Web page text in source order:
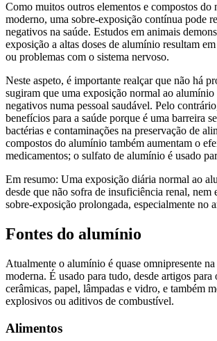
Como muitos outros elementos e compostos do
moderno, uma sobre-exposição contínua pode
negativos na saúde. Estudos em animais
exposição a altas doses de alumínio resultam
ou problemas com o sistema nervoso.
Neste aspeto, é importante realçar que não há
sugiram que uma exposição normal ao alumínio
negativos numa pessoal saudável. Pelo
benefícios para a saúde porque é uma barreira
bactérias e contaminações na preservação de
compostos do alumínio também aumentam o
medicamentos; o sulfato de alumínio é usado
Em resumo: Uma exposição diária normal ao
desde que não sofra de insuficiência renal, nem
sobre-exposição prolongada, especialmente no
Fontes do alumínio
Atualmente o alumínio é quase omnipresente na
moderna. É usado para tudo, desde artigos para
cerâmicas, papel, lâmpadas e vidro, e também
explosivos ou aditivos de combustível.
Alimentos